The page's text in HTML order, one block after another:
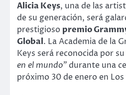
Alicia Keys, una de las
de su generación, será
prestigioso premio
Global. La Academia de la
Keys será reconocida por su
en el mundo” durante una
próximo 30 de enero en Los